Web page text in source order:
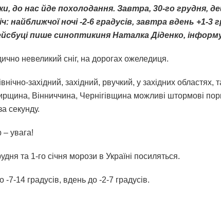
до нас йде похолодання. Завтра, 30-го грудня,
найближчої ночі -2-6 градусів, завтра вдень +1-3
пише синоптикиня Наталка Діденко,
невеликий сніг, на дорогах ожеледиця.
західний, західний, рвучкий, у західних областях,
Вінниччина, Чернігівщина можливі штормові
секунду.
– увага!
та 1-го січня морози в Україні посиляться.
-7-14 градусів, вдень до -2-7 градусів.